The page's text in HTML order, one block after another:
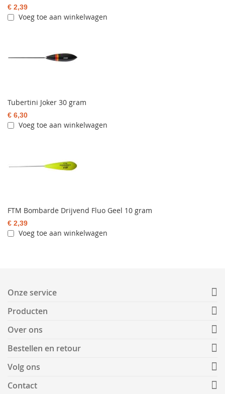
€ 2,39
Voeg toe aan winkelwagen
Tubertini Joker 30 gram
€ 6,30
Voeg toe aan winkelwagen
FTM Bombarde Drijvend Fluo Geel 10 gram
€ 2,39
Voeg toe aan winkelwagen
Onze service
Producten
Over ons
Bestellen en retour
Volg ons
Contact